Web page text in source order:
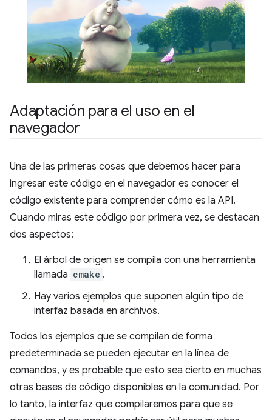
Adaptación para el uso en el
navegador
Una de las primeras cosas que debemos hacer para
ingresar este código en el navegador es conocer el
código existente para comprender cómo es la API.
Cuando miras este código por primera vez, se destacan
dos aspectos:
El árbol de origen se compila con una herramienta
llamada cmake .
Hay varios ejemplos que suponen algún tipo de
interfaz basada en archivos.
Todos los ejemplos que se compilan de forma
predeterminada se pueden ejecutar en la línea de
comandos, y es probable que esto sea cierto en muchas
otras bases de código disponibles en la comunidad. Por
lo tanto, la interfaz que compilaremos para que se